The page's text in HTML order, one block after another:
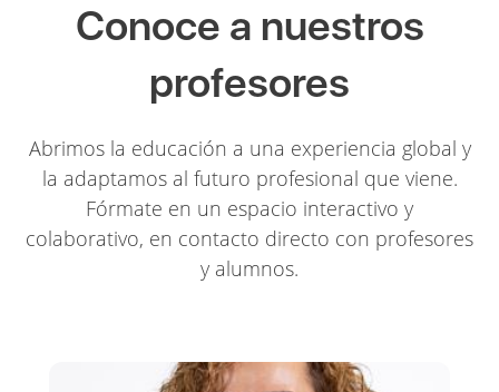
Conoce a nuestros
profesores
Abrimos la educación a una experiencia global y
la adaptamos al futuro profesional que viene.
Fórmate en un espacio interactivo y
colaborativo, en contacto directo con profesores
y alumnos.